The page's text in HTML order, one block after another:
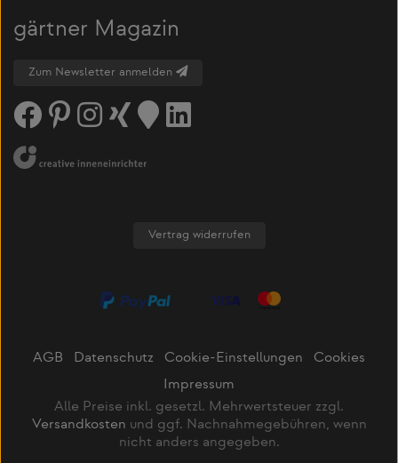
gärtner Magazin
Zum Newsletter anmelden
Vertrag widerrufen
AGB Datenschutz Cookie-Einstellungen
Cookies
Impressum
Alle Preise inkl. gesetzl. Mehrwertsteuer zzgl.
Versandkosten und ggf. Nachnahmegebühren, wenn
nicht anders angegeben.